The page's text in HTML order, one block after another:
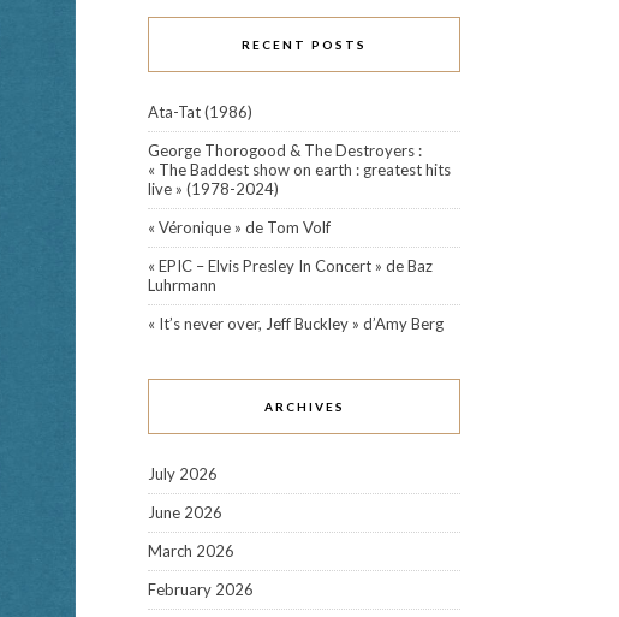
RECENT POSTS
Ata-Tat (1986)
George Thorogood & The Destroyers :
« The Baddest show on earth : greatest hits
live » (1978-2024)
« Véronique » de Tom Volf
« EPIC – Elvis Presley In Concert » de Baz
Luhrmann
« It’s never over, Jeff Buckley » d’Amy Berg
ARCHIVES
July 2026
June 2026
March 2026
February 2026